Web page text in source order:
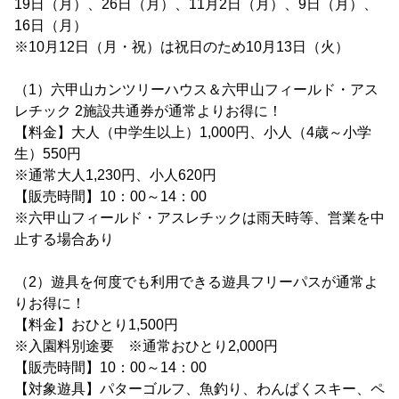
19日（月）、26日（月）、11月2日（月）、9日（月）、
16日（月）
※10月12日（月・祝）は祝日のため10月13日（火）
（1）六甲山カンツリーハウス＆六甲山フィールド・アス
レチック 2施設共通券が通常よりお得に！
【料金】大人（中学生以上）1,000円、小人（4歳～小学
生）550円
※通常大人1,230円、小人620円
【販売時間】10：00～14：00
※六甲山フィールド・アスレチックは雨天時等、営業を中
止する場合あり
（2）遊具を何度でも利用できる遊具フリーパスが通常よ
りお得に！
【料金】おひとり1,500円
※入園料別途要 ※通常おひとり2,000円
【販売時間】10：00～14：00
【対象遊具】パターゴルフ、魚釣り、わんぱくスキー、ペ